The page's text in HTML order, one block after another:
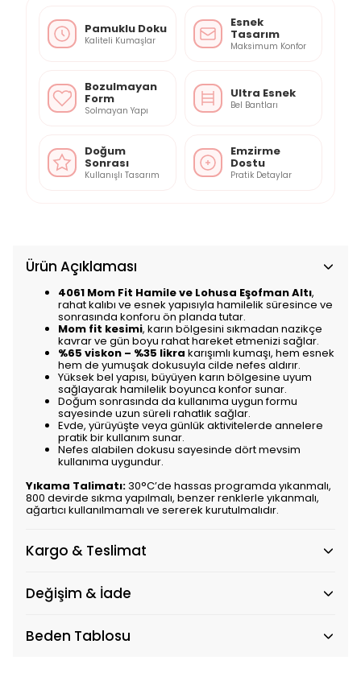
Pamuklu Doku
Kaliteli Kumaşlar
Esnek
Tasarım
Maksimum Konfor
Bozulmayan
Form
Solmayan Yapı
Ultra Esnek
Bel Bantları
Doğum
Sonrası
Kullanışlı Tasarım
Emzirme
Dostu
Pratik Detaylar
Ürün Açıklaması
4061 Mom Fit Hamile ve Lohusa Eşofman Altı,
rahat kalıbı ve esnek yapısıyla hamilelik süresince ve
sonrasında konforu ön planda tutar.
Mom fit kesimi, karın bölgesini sıkmadan nazikçe
kavrar ve gün boyu rahat hareket etmenizi sağlar.
%65 viskon – %35 likra karışımlı kumaşı, hem esnek
hem de yumuşak dokusuyla cilde nefes aldırır.
Yüksek bel yapısı, büyüyen karın bölgesine uyum
sağlayarak hamilelik boyunca konfor sunar.
Doğum sonrasında da kullanıma uygun formu
sayesinde uzun süreli rahatlık sağlar.
Evde, yürüyüşte veya günlük aktivitelerde annelere
pratik bir kullanım sunar.
Nefes alabilen dokusu sayesinde dört mevsim
kullanıma uygundur.
Yıkama Talimatı:30°C’de hassas programda yıkanmalı,
800 devirde sıkma yapılmalı, benzer renklerle yıkanmalı,
ağartıcı kullanılmamalı ve sererek kurutulmalıdır.
Kargo & Teslimat
Değişim & İade
Beden Tablosu